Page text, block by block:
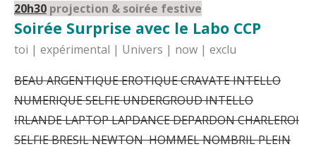
20h30 projection & soirée festive
Soirée Surprise avec le Labo CCP
toi | expérimental | Univers | now | exclu
BEAU ARGENTIQUE EROTIQUE CRAVATE INTELLO
NUMERIQUE SELFIE UNDERGROUD INTELLO
IRLANDE LAPTOP LAPDANCE DEPARDON CHARLEROI
SELFIE BRESIL NEWTON HOMMEL NOMBRIL PLEIN